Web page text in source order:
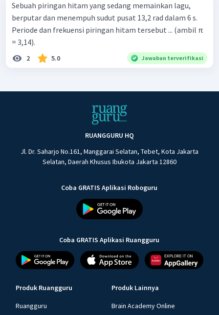
Sebuah piringan hitam yang sedang memainkan lagu,
berputar dan menempuh sudut pusat 13,2 rad dalam 6 s.
Periode dan frekuensi piringan hitam tersebut ... (ambil π
= 3,14).
2 5.0 Jawaban terverifikasi
RUANGGURU HQ
Jl. Dr. Saharjo No.161, Manggarai Selatan, Tebet, Kota Jakarta
Selatan, Daerah Khusus Ibukota Jakarta 12860
Coba GRATIS Aplikasi Roboguru
Coba GRATIS Aplikasi Ruangguru
Produk Ruangguru
Ruangguru
Produk Lainnya
Brain Academy Online